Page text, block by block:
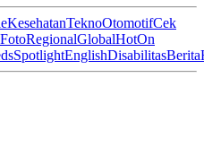
KesehatanTeknoOtomotifCek
FotoRegionalGlobalHotOn
SpotlightEnglishDisabilitasBerita